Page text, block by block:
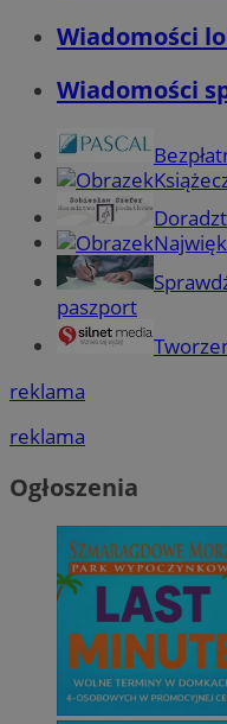
Wiadomości
Wiadomości
paszport
reklama
reklama
Ogłoszenia